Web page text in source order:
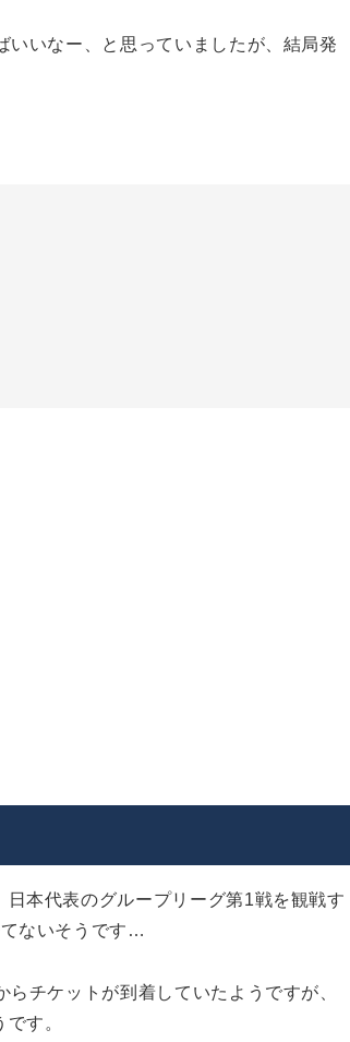
いなー、と思っていましたが、結局発
本代表のグループリーグ第1戦を観戦す
ないそうです…
チケットが到着していたようですが、
す。